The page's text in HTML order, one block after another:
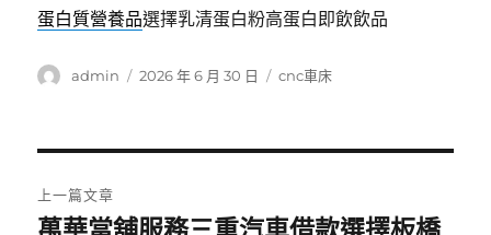
蛋白質營養品選擇乳清蛋白粉高蛋白即飲飲品
作
admin
發
2026 年 6 月 30 日
分
cnc車床
章
上一篇文章
上